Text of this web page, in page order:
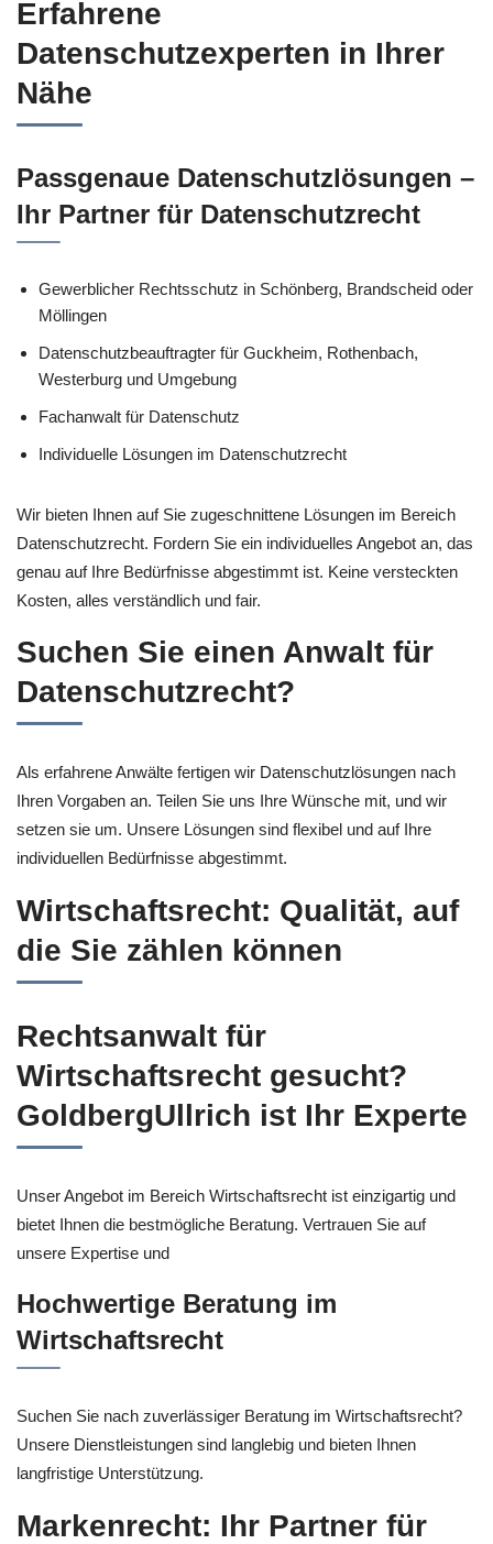
Erfahrene
Datenschutzexperten in Ihrer
Nähe
Passgenaue Datenschutzlösungen –
Ihr Partner für Datenschutzrecht
Gewerblicher Rechtsschutz in Schönberg, Brandscheid oder
Möllingen
Datenschutzbeauftragter für Guckheim, Rothenbach,
Westerburg und Umgebung
Fachanwalt für Datenschutz
Individuelle Lösungen im Datenschutzrecht
Wir bieten Ihnen auf Sie zugeschnittene Lösungen im Bereich
Datenschutzrecht. Fordern Sie ein individuelles Angebot an, das
genau auf Ihre Bedürfnisse abgestimmt ist. Keine versteckten
Kosten, alles verständlich und fair.
Suchen Sie einen Anwalt für
Datenschutzrecht?
Als erfahrene Anwälte fertigen wir Datenschutzlösungen nach
Ihren Vorgaben an. Teilen Sie uns Ihre Wünsche mit, und wir
setzen sie um. Unsere Lösungen sind flexibel und auf Ihre
individuellen Bedürfnisse abgestimmt.
Wirtschaftsrecht: Qualität, auf
die Sie zählen können
Rechtsanwalt für
Wirtschaftsrecht gesucht?
GoldbergUllrich ist Ihr Experte
Unser Angebot im Bereich Wirtschaftsrecht ist einzigartig und
bietet Ihnen die bestmögliche Beratung. Vertrauen Sie auf
unsere Expertise und
Hochwertige Beratung im
Wirtschaftsrecht
Suchen Sie nach zuverlässiger Beratung im Wirtschaftsrecht?
Unsere Dienstleistungen sind langlebig und bieten Ihnen
langfristige Unterstützung.
Markenrecht: Ihr Partner für